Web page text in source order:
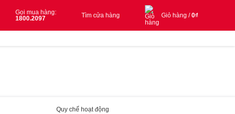
Gọi mua hàng:
1800.2097
Tìm cửa hàng Giỏ hàng /0₫
Quy chế hoạt động